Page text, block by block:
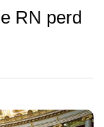
RN perd